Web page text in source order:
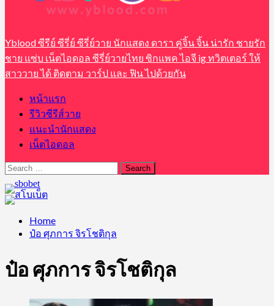
Yblood ซีรีย์ ซีรี่ย์ ซีรี่ย์วาย นักแสดง ดารา คู่จิ้น จิ้น น่ารัก ชายรัก
ชาย แซ่บ เน็ตไอดอล ซีรี่ย์วายไทย ซิกแพค ไอจี ig ทวิตเตอร์ ให้
สาววาย ได้ ติดตาม วาร์ป และ ฟิน ไปด้วยกัน
หน้าแรก
รีวิวซีรีส์วาย
แนะนำนักแสดง
เน็ตไอดอล
Search
for:
Home
ป๋อ ศุภการ จิรโชติกุล
ป๋อ ศุภการ จิรโชติกุล